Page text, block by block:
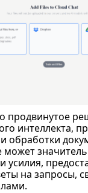
продвинутое
интеллекта,
обработки
усилия,
на запросы,